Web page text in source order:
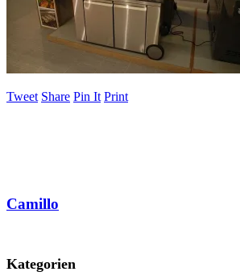
Tweet Share Pin It Print
Camillo
Kategorien